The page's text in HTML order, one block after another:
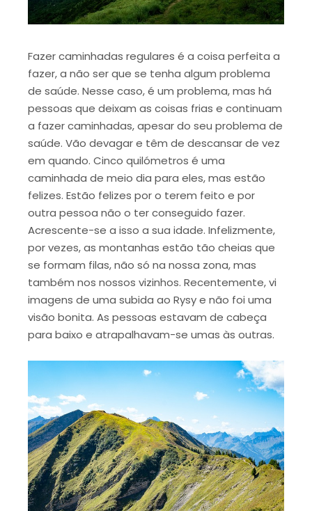
Fazer caminhadas regulares é a coisa perfeita a
fazer, a não ser que se tenha algum problema
de saúde. Nesse caso, é um problema, mas há
pessoas que deixam as coisas frias e continuam
a fazer caminhadas, apesar do seu problema de
saúde. Vão devagar e têm de descansar de vez
em quando. Cinco quilómetros é uma
caminhada de meio dia para eles, mas estão
felizes. Estão felizes por o terem feito e por
outra pessoa não o ter conseguido fazer.
Acrescente-se a isso a sua idade. Infelizmente,
por vezes, as montanhas estão tão cheias que
se formam filas, não só na nossa zona, mas
também nos nossos vizinhos. Recentemente, vi
imagens de uma subida ao Rysy e não foi uma
visão bonita. As pessoas estavam de cabeça
para baixo e atrapalhavam-se umas às outras.